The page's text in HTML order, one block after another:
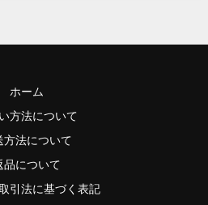
ホーム
方法について
方法について
品について
引法に基づく表記